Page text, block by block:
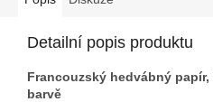
Detailní popis produktu
Francouzský hedvábný papír,
barvě